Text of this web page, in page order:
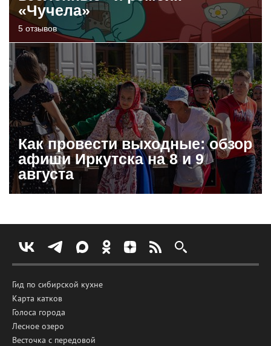
«Чучела»
5 отзывов
Как провести выходные: обзор
афиши Иркутска на 8 и 9
августа
Гид по сибирской кухне
Карта катков
Голоса города
Лесное озеро
Весточка с передовой